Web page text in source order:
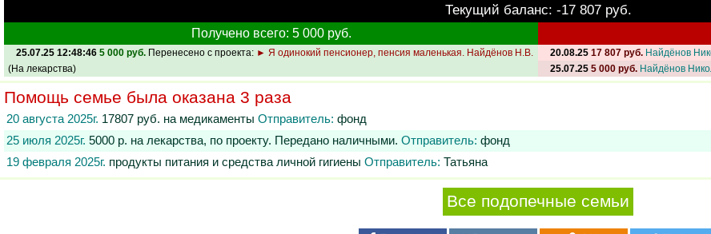
Текущий баланс: -17 807 руб.
Получено всего: 5 000 руб.
25.07.25 12:48:46 5 000 руб. Перенесено с проекта: ► Я одинокий пенсионер, пенсия маленькая. Найдёнов Н.В.
(На лекарства)
20.08.25 17 807 руб. Найдёнов
25.07.25 5 000 руб. Найдёнов
Помощь семье была оказана 3 раза
20 августа 2025г. 17807 руб. на медикаменты Отправитель: фонд
25 июля 2025г. 5000 р. на лекарства, по проекту. Передано наличными. Отправитель: фонд
19 февраля 2025г. продукты питания и средства личной гигиены Отправитель: Татьяна
Все подопечные семьи